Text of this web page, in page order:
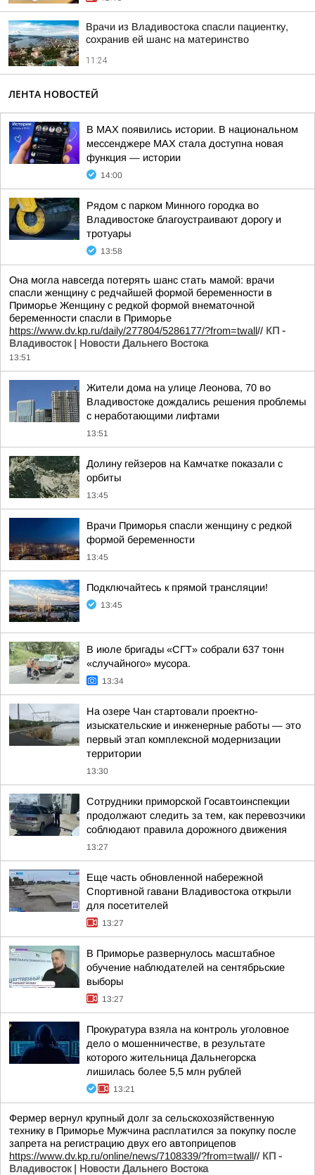
Врачи из Владивостока спасли пациентку,
сохранив ей шанс на материнство
11:24
ЛЕНТА НОВОСТЕЙ
В MAX появились истории. В национальном
мессенджере MAX стала доступна новая
функция — истории
14:00
Рядом с парком Минного городка во
Владивостоке благоустраивают дорогу и
тротуары
13:58
Она могла навсегда потерять шанс стать мамой: врачи
спасли женщину с редчайшей формой беременности в
Приморье Женщину с редкой формой внематочной
беременности спасли в Приморье
https://www.dv.kp.ru/daily/277804/5286177/?from=twall// КП -
Владивосток | Новости Дальнего Востока
13:51
Жители дома на улице Леонова, 70 во
Владивостоке дождались решения проблемы
с неработающими лифтами
13:51
Долину гейзеров на Камчатке показали с
орбиты
13:45
Врачи Приморья спасли женщину с редкой
формой беременности
13:45
Подключайтесь к прямой трансляции!
13:45
В июле бригады «СГТ» собрали 637 тонн
«случайного» мусора.
13:34
На озере Чан стартовали проектно-
изыскательские и инженерные работы — это
первый этап комплексной модернизации
территории
13:30
Сотрудники приморской Госавтоинспекции
продолжают следить за тем, как перевозчики
соблюдают правила дорожного движения
13:27
Еще часть обновленной набережной
Спортивной гавани Владивостока открыли
для посетителей
13:27
В Приморье развернулось масштабное
обучение наблюдателей на сентябрьские
выборы
13:27
Прокуратура взяла на контроль уголовное
дело о мошенничестве, в результате
которого жительница Дальнегорска
лишилась более 5,5 млн рублей
13:21
Фермер вернул крупный долг за сельскохозяйственную
технику в Приморье Мужчина расплатился за покупку после
запрета на регистрацию двух его автоприцепов
https://www.dv.kp.ru/online/news/7108339/?from=twall// КП -
Владивосток | Новости Дальнего Востока